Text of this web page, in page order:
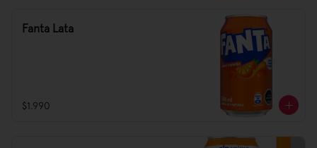
Fanta Lata
$1.990